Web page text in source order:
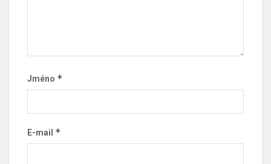
Jméno *
E-mail *